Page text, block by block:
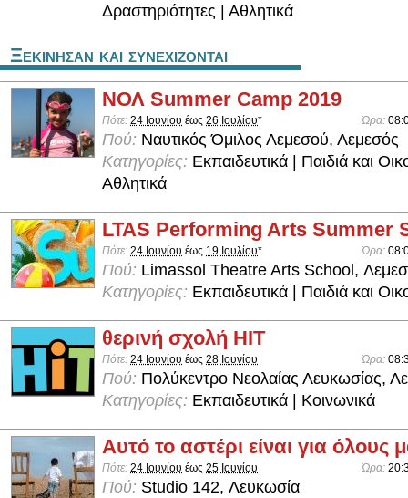
Δραστηριότητες | Αθλητικά
Ξεκινησαν και συνεχιζονται
ΝΟΛ Summer Camp 2019
Πότε: 24 Ιουνίου έως 26 Ιουλίου* Ώρα:
Πού: Ναυτικός Όμιλος Λεμεσού, Λεμεσός
Κατηγορίες: Εκπαιδευτικά | Παιδιά και
Αθλητικά
LTAS Performing Arts Summer
Πότε: 24 Ιουνίου έως 19 Ιουλίου* Ώρα:
Πού: Limassol Theatre Arts School,
Κατηγορίες: Εκπαιδευτικά | Παιδιά και
θερινή σχολή ΗΙΤ
Πότε: 24 Ιουνίου έως 28 Ιουνίου Ώρα:
Πού: Πολύκεντρο Νεολαίας Λευκωσίας,
Κατηγορίες: Εκπαιδευτικά | Κοινωνικά
Αυτό το αστέρι είναι για όλους
Πότε: 24 Ιουνίου έως 25 Ιουνίου Ώρα:
Πού: Studio 142, Λευκωσία